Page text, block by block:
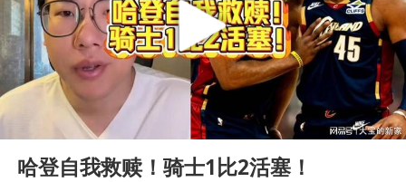
中国籍豪华游艇富商之子在泰国被杀
上海中心千吨“镇楼神器”摆动明显
浙江省委书记王浩再调度：该停下的坚决停下来，让社会面静下来
《披荆斩棘2026》阵容官宣
以军士兵把枪口对准中国记者
Play
00:00 03:53
哈登自我救赎！骑士1比2活塞！